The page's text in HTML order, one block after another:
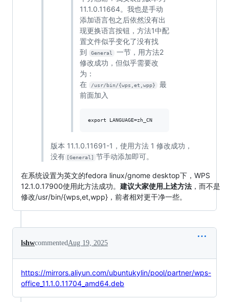
11.1.0.11664。我也是手动
添加语言包之后依然没有出
现更换语言按钮，方法1中配
置文件似乎变化了没有找
到
General
一节，用方法2
修改成功，但似乎需要改
为：
在
/usr/bin/{wps,et,wpp}
最
前面加入
版本 11.1.0.11691-1，使用方法 1 修改成功，
没有 [General] 节手动添加即可。
在系统设置为英文的fedora linux/gnome desktop下，WPS
12.1.0.17900使用此方法成功。 建议大家使用上述方法 ，而不是
修改/usr/bin/{wps,et,wpp}，前者相对更干净一些。
lshwcommentedAug 19, 2025
https://mirrors.aliyun.com/ubuntukylin/pool/partner/wps-
office_11.1.0.11704_amd64.deb